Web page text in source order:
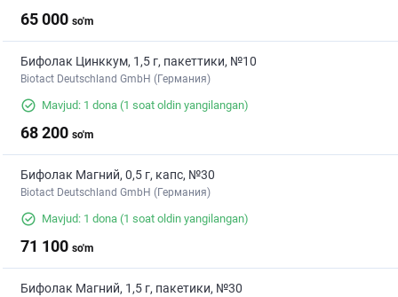
65 000 so'm
Бифолак Цинккум, 1,5 г, пакеттики, №10
Biotact Deutschland GmbH (Германия)
Mavjud: 1 dona (1 soat oldin yangilangan)
68 200 so'm
Бифолак Магний, 0,5 г, капс, №30
Biotact Deutschland GmbH (Германия)
Mavjud: 1 dona (1 soat oldin yangilangan)
71 100 so'm
Бифолак Магний, 1,5 г, пакетики, №30